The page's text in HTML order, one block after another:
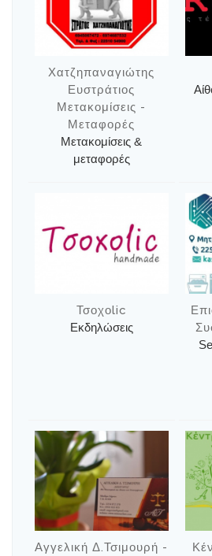
Χατζηπαναγιώτης
Ευστράτιος
Μετακομίσεις -
Μεταφορές
Μετακομίσεις &
μεταφορές
Τσοχοlic
Εκδηλώσεις
Αγγελική Δ.Τσιμουρή -